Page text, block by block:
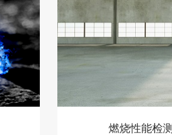
燃烧性能检测